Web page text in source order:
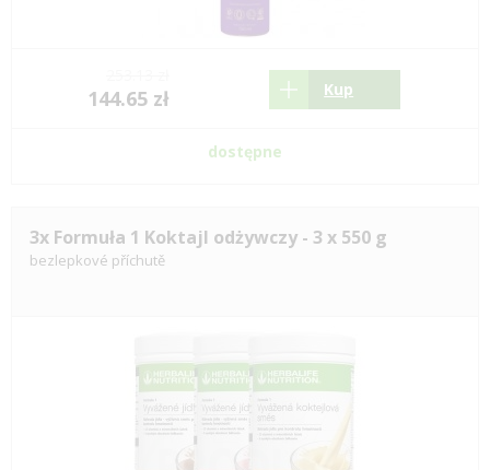
144.65 zł Kup
dostępne
3x Formuła 1 Koktajl odżywczy - 3 x 550 g
bezlepkové příchutě